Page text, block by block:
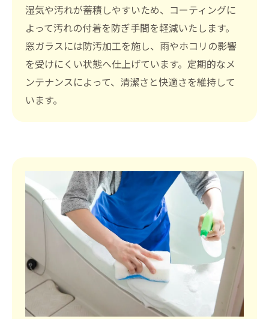
湿気や汚れが蓄積しやすいため、コーティングに
よって汚れの付着を防ぎ手間を軽減いたします。
窓ガラスには防汚加工を施し、雨やホコリの影響
を受けにくい状態へ仕上げています。定期的なメ
ンテナンスによって、清潔さと快適さを維持して
います。